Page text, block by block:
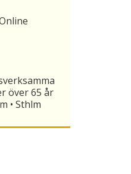
över 65 år
• Sthlm